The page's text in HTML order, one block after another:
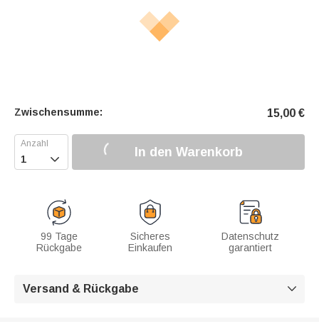
Zwischensumme: 15,00 €
 In den Warenkorb
99 Tage
Rückgabe
Sicheres
Einkaufen
Datenschutz
garantiert
Versand & Rückgabe 